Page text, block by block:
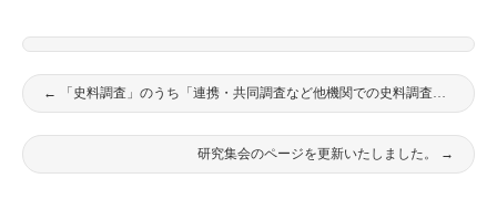
← 「史料調査」のうち「連携・共同調査など他機関での史料調査」→「犬山城白帝文庫歴史文化館での史料調査」を更新しました。
研究集会のページを更新いたしました。 →